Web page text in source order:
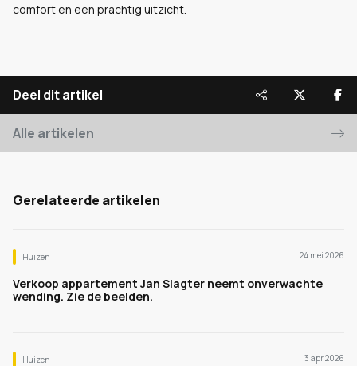
comfort en een prachtig uitzicht.
Deel dit artikel
Alle artikelen
Gerelateerde artikelen
Huizen 24 mei 2026
Verkoop appartement Jan Slagter neemt onverwachte
wending. Zie de beelden.
Huizen 3 apr 2026